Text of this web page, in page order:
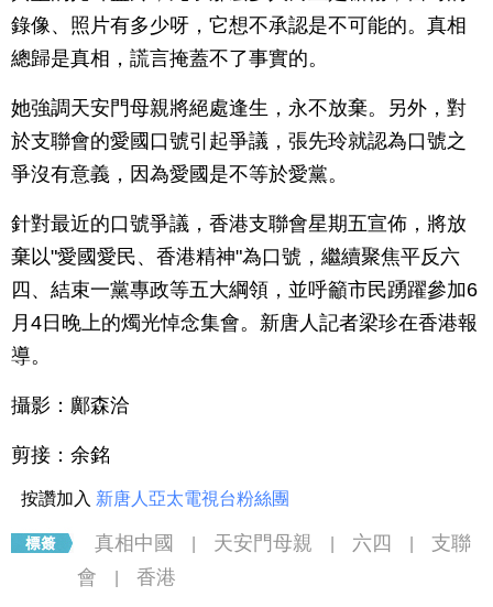
錄像、照片有多少呀，它想不承認是不可能的。真相
總歸是真相，謊言掩蓋不了事實的。
她強調天安門母親將絕處逢生，永不放棄。另外，對
於支聯會的愛國口號引起爭議，張先玲就認為口號之
爭沒有意義，因為愛國是不等於愛黨。
針對最近的口號爭議，香港支聯會星期五宣佈，將放
棄以"愛國愛民、香港精神"為口號，繼續聚焦平反六
四、結束一黨專政等五大綱領，並呼籲市民踴躍參加6
月4日晚上的燭光悼念集會。新唐人記者梁珍在香港報
導。
攝影：鄺森洽
剪接：余銘
按讚加入 新唐人亞太電視台粉絲團
真相中國 天安門母親 六四
支聯
會
香港